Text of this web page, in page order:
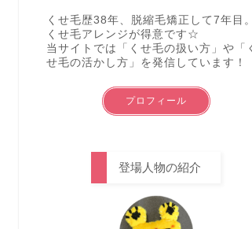
くせ毛歴38年、脱縮毛矯正して7年目。
くせ毛アレンジが得意です☆
当サイトでは「くせ毛の扱い方」や「
せ毛の活かし方」を発信しています！
プロフィール
登場人物の紹介